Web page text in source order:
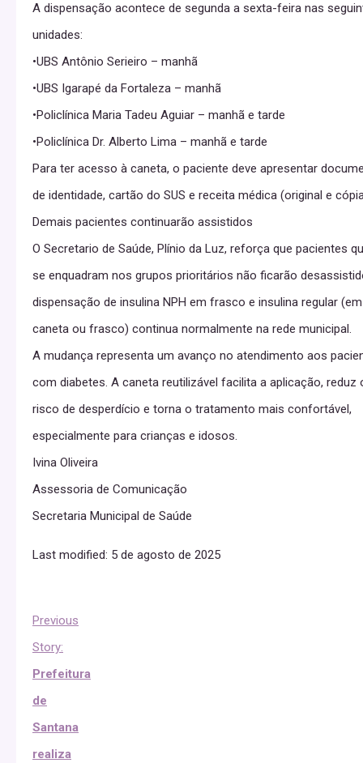
A dispensação acontece de segunda a sexta-feira nas
unidades:
•UBS Antônio Serieiro – manhã
•UBS Igarapé da Fortaleza – manhã
•Policlínica Maria Tadeu Aguiar – manhã e tarde
•Policlínica Dr. Alberto Lima – manhã e tarde
Para ter acesso à caneta, o paciente deve apresentar
de identidade, cartão do SUS e receita médica (original e
Demais pacientes continuarão assistidos
O Secretario de Saúde, Plínio da Luz, reforça que pacientes
se enquadram nos grupos prioritários não ficarão
dispensação de insulina NPH em frasco e insulina regular (em
caneta ou frasco) continua normalmente na rede municipal.
A mudança representa um avanço no atendimento aos
com diabetes. A caneta reutilizável facilita a aplicação, reduz
risco de desperdício e torna o tratamento mais confortável,
especialmente para crianças e idosos.
Ivina Oliveira
Assessoria de Comunicação
Secretaria Municipal de Saúde
Last modified: 5 de agosto de 2025
Previous
Story:
Prefeitura
de
Santana
realiza